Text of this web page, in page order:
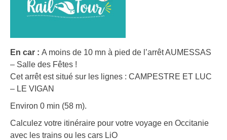
En car : A moins de 10 mn à pied de l’arrêt AUMESSAS
– Salle des Fêtes !
Cet arrêt est situé sur les lignes : CAMPESTRE ET LUC
– LE VIGAN
Environ 0 min (58 m).
Calculez votre itinéraire pour votre voyage en Occitanie
avec les trains ou les cars LiO